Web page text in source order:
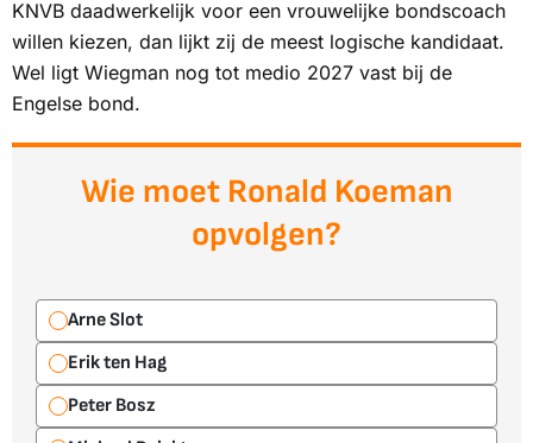
KNVB daadwerkelijk voor een vrouwelijke bondscoach
willen kiezen, dan lijkt zij de meest logische kandidaat.
Wel ligt Wiegman nog tot medio 2027 vast bij de
Engelse bond.
Wie moet Ronald Koeman
opvolgen?
Arne Slot
Erik ten Hag
Peter Bosz